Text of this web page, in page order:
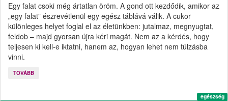
Egy falat csoki még ártatlan öröm. A gond ott kezdődik, amikor az
„egy falat” észrevétlenül egy egész táblává válik. A cukor
különleges helyet foglal el az életünkben: jutalmaz, megnyugtat,
feldob – majd gyorsan újra kéri magát. Nem az a kérdés, hogy
teljesen ki kell-e iktatni, hanem az, hogyan lehet nem túlzásba
vinni.
TOVÁBB
egészség